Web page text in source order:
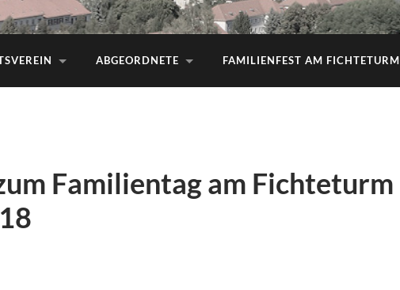
ABGEORDNETE FAMILIENFEST AM FICHTETURM
Familientag am Fichteturm